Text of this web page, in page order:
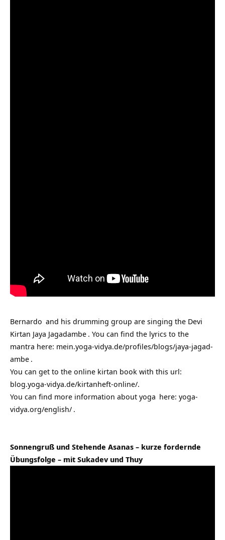
Bernardo and his drumming group are singing the Devi
Kirtan Jaya Jagadambe . You can find the lyrics to the
mantra here: mein.yoga-vidya.de/profiles/blogs/jaya-jagad-
ambe .
You can get to the online kirtan book with this url:
blog.yoga-vidya.de/kirtanheft-online/.
You can find more information about yoga here: yoga-
vidya.org/english/ .
Sonnengruß und Stehende Asanas – kurze fordernde
Übungsfolge – mit Sukadev und Thuy